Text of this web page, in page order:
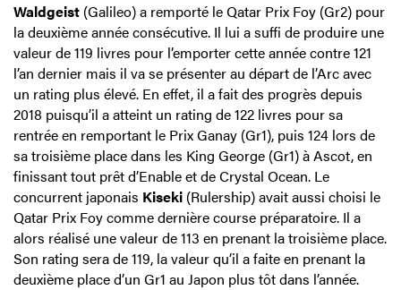
Waldgeist (Galileo) a remporté le Qatar Prix Foy (Gr2) pour
la deuxième année consécutive. Il lui a suffi de produire une
valeur de 119 livres pour l’emporter cette année contre 121
l’an dernier mais il va se présenter au départ de l’Arc avec
un rating plus élevé. En effet, il a fait des progrès depuis
2018 puisqu’il a atteint un rating de 122 livres pour sa
rentrée en remportant le Prix Ganay (Gr1), puis 124 lors de
sa troisième place dans les King George (Gr1) à Ascot, en
finissant tout prêt d’Enable et de Crystal Ocean. Le
concurrent japonais Kiseki (Rulership) avait aussi choisi le
Qatar Prix Foy comme dernière course préparatoire. Il a
alors réalisé une valeur de 113 en prenant la troisième place.
Son rating sera de 119, la valeur qu’il a faite en prenant la
deuxième place d’un Gr1 au Japon plus tôt dans l’année.